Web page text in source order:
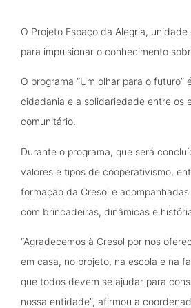
O Projeto Espaço da Alegria,
para impulsionar o conhecimento
O programa “Um olhar para o
cidadania e a solidariedade entre os
comunitário.
Durante o programa, que será
valores e tipos de cooperativismo,
formação da Cresol e
com brincadeiras, dinâmicas e
“Agradecemos à Cresol por nos
em casa, no projeto, na escola e na
que todos devem se ajudar para
nossa entidade”, afirmou a